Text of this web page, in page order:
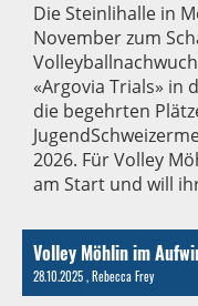
Die Steinlihalle in
November zum
«Argovia Trials» in
die begehrten
2026. Für Volley
am Start und will
Volley Möhlin im
28.10.2025, Rebecca Frey